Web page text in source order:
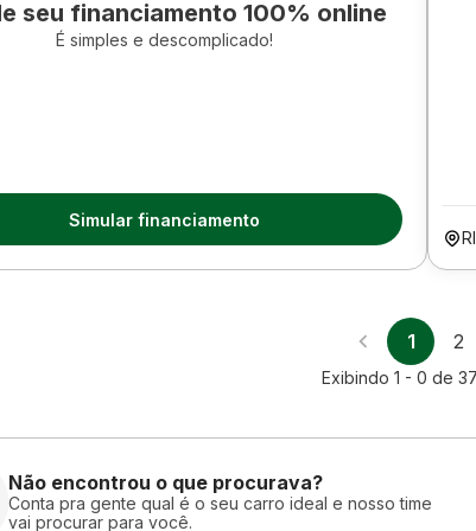
seu financiamento 100% online
É simples e descomplicado!
Simular financiamento
1 2
Exibindo 1 - 0 de 37
Não encontrou o que procurava?
Conta pra gente qual é o seu carro ideal e nosso time
vai procurar para você.